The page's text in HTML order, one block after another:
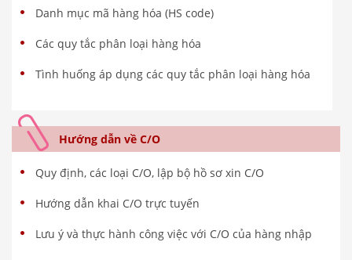
Danh mục mã hàng hóa (HS code)
Các quy tắc phân loại hàng hóa
Tình huống áp dụng các quy tắc phân loại hàng hóa
Hướng dẫn về C/O
Quy định, các loại C/O, lập bộ hồ sơ xin C/O
Hướng dẫn khai C/O trực tuyến
Lưu ý và thực hành công việc với C/O của hàng nhập